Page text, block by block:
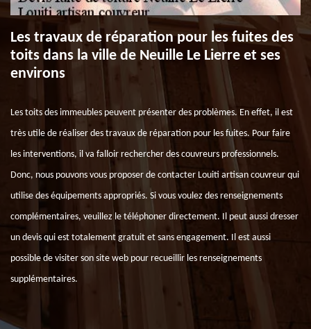
Les travaux de réparation pour les fuites des
toits dans la ville de Neuille Le Lierre et ses
environs
Les toits des immeubles peuvent présenter des problèmes. En effet, il est
très utile de réaliser des travaux de réparation pour les fuites. Pour faire
les interventions, il va falloir rechercher des couvreurs professionnels.
Donc, nous pouvons vous proposer de contacter Louiti artisan couvreur qui
utilise des équipements appropriés. Si vous voulez des renseignements
complémentaires, veuillez le téléphoner directement. Il peut aussi dresser
un devis qui est totalement gratuit et sans engagement. Il est aussi
possible de visiter son site web pour recueillir les renseignements
supplémentaires.